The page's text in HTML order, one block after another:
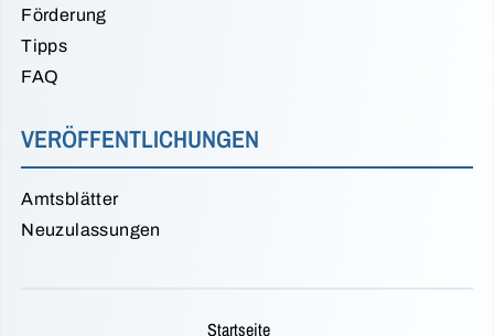
Förderung
Tipps
FAQ
VERÖFFENTLICHUNGEN
Amtsblätter
Neuzulassungen
Startseite